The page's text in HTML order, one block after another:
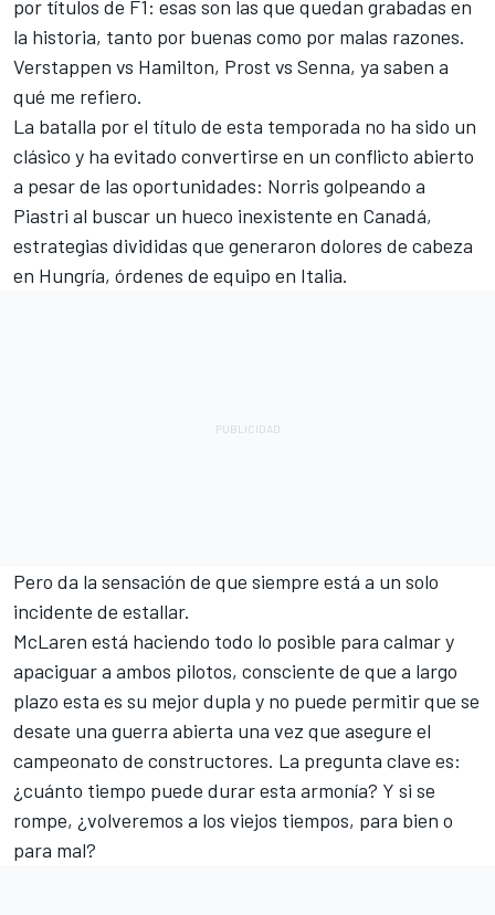
por títulos de F1: esas son las que quedan grabadas en
la historia, tanto por buenas como por malas razones.
Verstappen vs Hamilton, Prost vs Senna, ya saben a
qué me refiero.
La batalla por el título de esta temporada no ha sido un
clásico y ha evitado convertirse en un conflicto abierto
a pesar de las oportunidades: Norris golpeando a
Piastri al buscar un hueco inexistente en Canadá,
estrategias divididas que generaron dolores de cabeza
en Hungría, órdenes de equipo en Italia.
Pero da la sensación de que siempre está a un solo
incidente de estallar.
McLaren está haciendo todo lo posible para calmar y
apaciguar a ambos pilotos, consciente de que a largo
plazo esta es su mejor dupla y no puede permitir que se
desate una guerra abierta una vez que asegure el
campeonato de constructores. La pregunta clave es:
¿cuánto tiempo puede durar esta armonía? Y si se
rompe, ¿volveremos a los viejos tiempos, para bien o
para mal?